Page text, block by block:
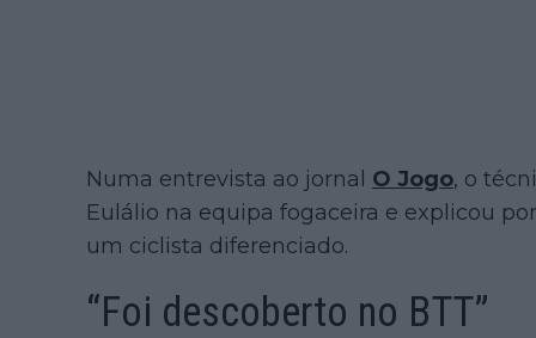
Numa entrevista ao jornal O Jogo, o
Eulálio na equipa fogaceira e explicou
um ciclista diferenciado.
“Foi descoberto no BTT”